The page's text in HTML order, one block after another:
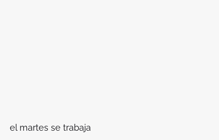
el martes se trabaja